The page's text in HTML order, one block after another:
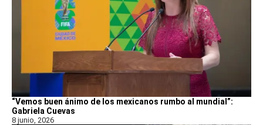
“Vemos buen ánimo de los mexicanos rumbo al mundial”:
Gabriela Cuevas
8 junio, 2026